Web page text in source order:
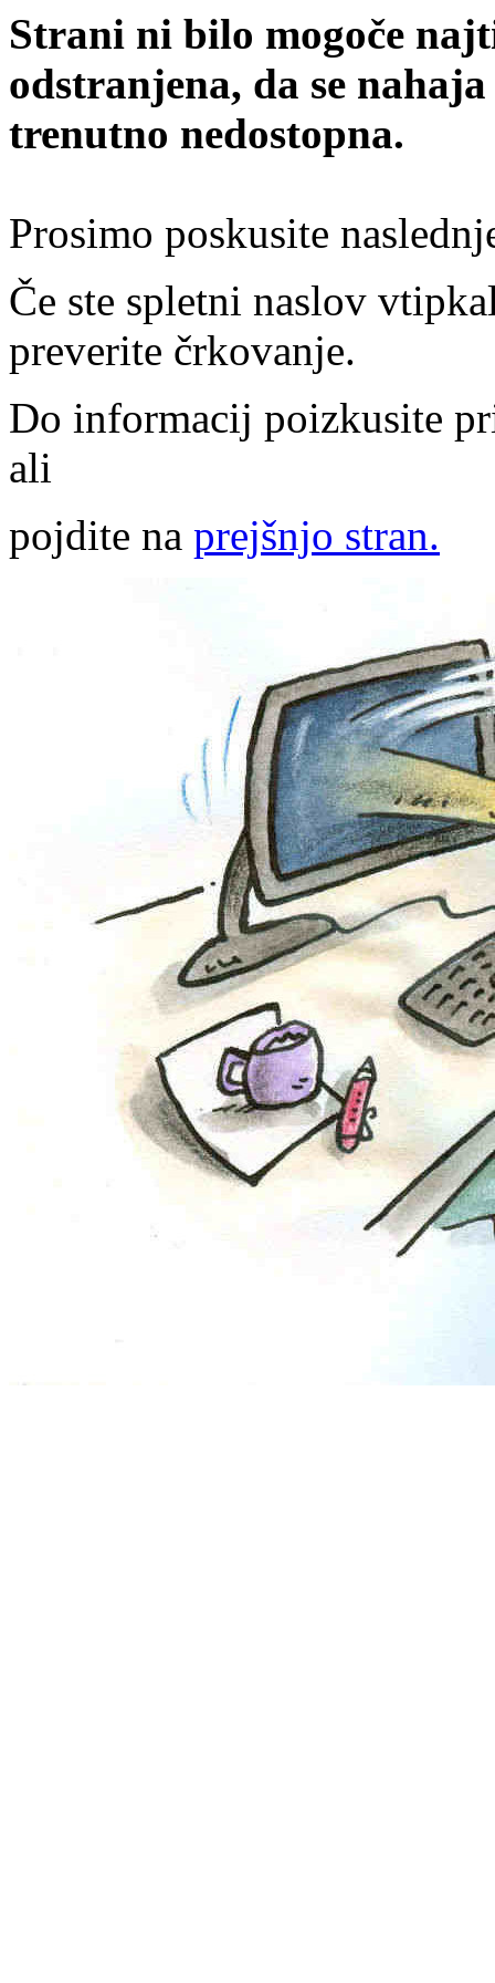
Strani ni bilo mogoče
odstranjena, da se
trenutno nedostopna.
Prosimo poskusite
Če ste spletni naslov
preverite črkovanje.
Do informacij poizkusite
ali
pojdite na prejšnjo stran.